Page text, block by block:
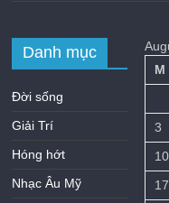
Danh mục
Đời sống
Giải Trí
Hóng hớt
Nhạc Âu Mỹ
M
3
10
17